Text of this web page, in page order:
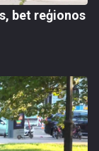
bet reģionos